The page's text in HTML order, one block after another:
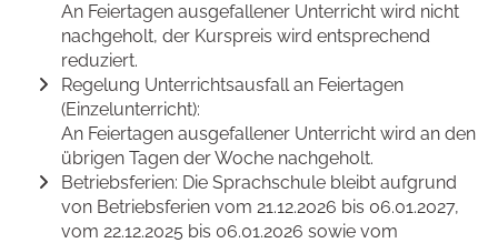
An Feiertagen ausgefallener Unterricht wird nicht
nachgeholt, der Kurspreis wird entsprechend
reduziert.
Regelung Unterrichtsausfall an Feiertagen
(Einzelunterricht):
An Feiertagen ausgefallener Unterricht wird an den
übrigen Tagen der Woche nachgeholt.
Betriebsferien: Die Sprachschule bleibt aufgrund
von Betriebsferien vom 21.12.2026 bis 06.01.2027,
vom 22.12.2025 bis 06.01.2026 sowie vom